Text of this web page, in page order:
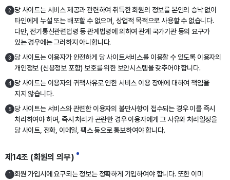
2
당 사이트는 서비스 제공과 관련하여 취득한 회원의 정보를 본인의 승낙 없이
타인에게 누설 또는 배포할 수 없으며, 상업적 목적으로 사용할 수 없습니다.
다만, 전기통신관련법령 등 관계법령에 의하여 관계 국가기관 등의 요구가
있는 경우에는 그러하지 아니합니다.
3
당 사이트는 이용자가 안전하게 당 사이트서비스를 이용할 수 있도록 이용자의
개인정보 (신용정보 포함) 보호를 위한 보안시스템을 갖추어야 합니다.
4 당 사이트는 이용자의 귀책사유로 인한 서비스 이용 장애에 대하여 책임을
지지 않습니다.
5
당 사이트는 서비스와 관련한 이용자의 불만사항이 접수되는 경우 이를 즉시
처리하여야 하며, 즉시 처리가 곤란한 경우 이용자에게 그 사유와 처리일정을
당 사이트, 전화, 이메일, 팩스 등으로 통보하여야 합니다.
제14조 (회원의 의무)
1
회원 가입시에 요구되는 정보는 정확하게 기입하여야 합니다. 또한 이미